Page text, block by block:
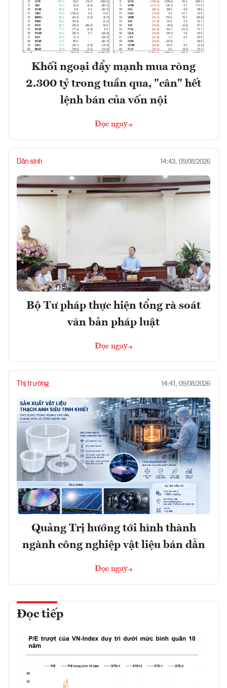
Khối ngoại đẩy mạnh mua ròng
2.300 tỷ trong tuần qua, "cân" hết
lệnh bán của vốn nội
Đọc ngay
Dân sinh 14:43, 09/08/2026
Bộ Tư pháp thực hiện tổng rà soát
văn bản pháp luật
Đọc ngay
Thị trường 14:41, 09/08/2026
Quảng Trị hướng tới hình thành
ngành công nghiệp vật liệu bán dẫn
Đọc ngay
Đọc tiếp